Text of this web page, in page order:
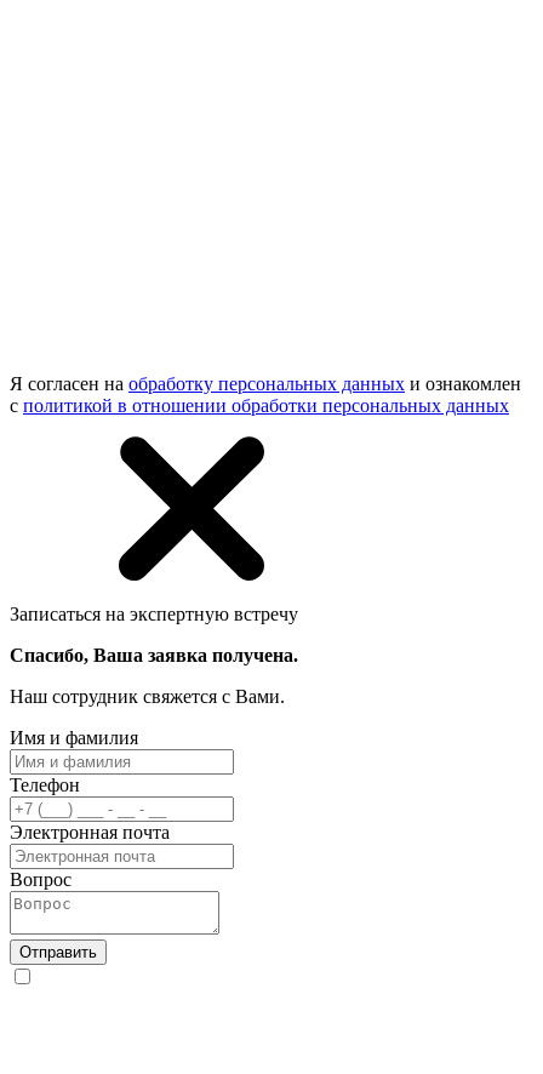
Я согласен на обработку персональных данных и ознакомлен
с политикой в отношении обработки персональных данных
Записаться на экспертную встречу
Спасибо, Ваша заявка получена.
Наш сотрудник свяжется с Вами.
Имя и фамилия
Телефон
Электронная почта
Вопрос
Отправить